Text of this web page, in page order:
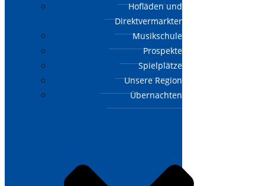
Hofläden und
Direktvermarkter
Musikschule
Prospekte
Spielplätze
Unsere Region
Übernachten